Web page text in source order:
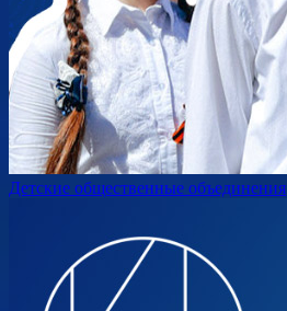
Детские общественные объединения